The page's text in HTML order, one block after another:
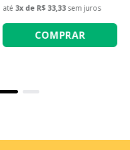
até 3x de R$ 33,33 sem juros
COMPRAR